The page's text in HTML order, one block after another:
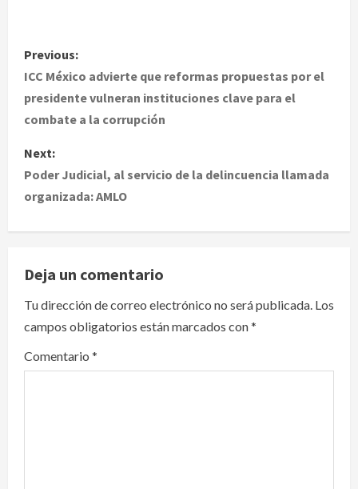
P
o
s
t
n
i
g
a
Previous:
ICC México advierte que reformas propuestas por el
presidente vulneran instituciones clave para el
combate a la corrupción
Next:
Poder Judicial, al servicio de la delincuencia llamada
organizada: AMLO
Deja un comentario
Tu dirección de correo electrónico no será publicada. Los
campos obligatorios están marcados con*
Comentario *